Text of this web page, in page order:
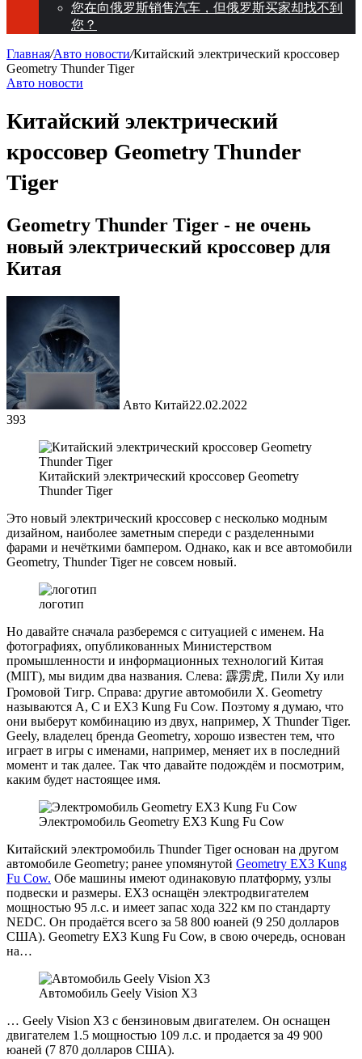
您在向俄罗斯销售汽车，但俄罗斯买家却找不到
您？
Главная/Авто новости/Китайский электрический кроссовер
Geometry Thunder Tiger
Авто новости
Китайский электрический
кроссовер Geometry Thunder
Tiger
Geometry Thunder Tiger - не очень
новый электрический кроссовер для
Китая
Авто Китай22.02.2022
393
Китайский электрический кроссовер Geometry
Thunder Tiger
Это новый электрический кроссовер с несколько модным
дизайном, наиболее заметным спереди с разделенными
фарами и нечёткими бампером. Однако, как и все автомобили
Geometry, Thunder Tiger не совсем новый.
логотип
Но давайте сначала разберемся с ситуацией с именем. На
фотографиях, опубликованных Министерством
промышленности и информационных технологий Китая
(MIIT), мы видим два названия. Слева: 霹雳虎, Пили Ху или
Громовой Тигр. Справа: другие автомобили X. Geometry
называются A, C и EX3 Kung Fu Cow. Поэтому я думаю, что
они выберут комбинацию из двух, например, X Thunder Tiger.
Geely, владелец бренда Geometry, хорошо известен тем, что
играет в игры с именами, например, меняет их в последний
момент и так далее. Так что давайте подождём и посмотрим,
каким будет настоящее имя.
Электромобиль Geometry EX3 Kung Fu Cow
Китайский электромобиль Thunder Tiger основан на другом
автомобиле Geometry; ранее упомянутой Geometry EX3 Kung
Fu Cow. Обе машины имеют одинаковую платформу, узлы
подвески и размеры. EX3 оснащён электродвигателем
мощностью 95 л.с. и имеет запас хода 322 км по стандарту
NEDC. Он продаётся всего за 58 800 юаней (9 250 долларов
США). Geometry EX3 Kung Fu Cow, в свою очередь, основан
на…
Автомобиль Geely Vision X3
… Geely Vision X3 с бензиновым двигателем. Он оснащен
двигателем 1.5 мощностью 109 л.с. и продается за 49 900
юаней (7 870 долларов США).